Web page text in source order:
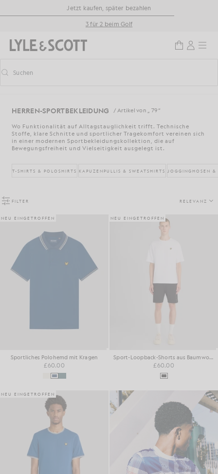
Zum Hauptinhalt springen
Informationen zur Barrierefreiheit
Jetzt kaufen, später bezahlen
3 für 2 beim Golf
Vorausschauende Suche ein-/ausschalten
Suchen
HERREN-SPORTBEKLEIDUNG / Artikel von „ 79 “
Wo Funktionalität auf Alltagstauglichkeit trifft. Technische
Stoffe, klare Schnitte und sportlicher Tragekomfort vereinen sich
in einer modernen Sportbekleidungskollektion, die auf
Bewegungsfreiheit und Vielseitigkeit ausgelegt ist.
T-SHIRTS & POLOSHIRTS KAPUZENPULLIS & SWEATSHIRTS JOGGINGHOSEN &
FILTER RELEVANZ
NEU EINGETROFFEN
Sportliches Polohemd mit Kragen
£60.00
NEU EINGETROFFEN
Sport-Loopback-Shorts aus Baumwolle
£60.00
NEU EINGETROFFEN